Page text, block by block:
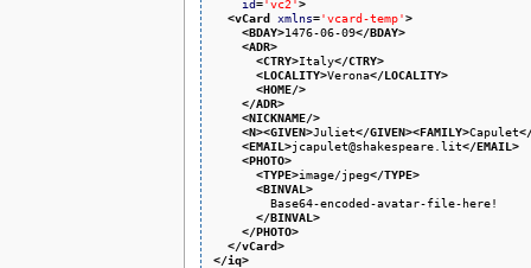
id='vc2'>
<vCard xmlns='vcard-temp'>
<BDAY>1476-06-09</BDAY>
<ADR>
<CTRY>Italy</CTRY>
<LOCALITY>Verona</LOCALITY>
<HOME/>
</ADR>
<NICKNAME/>
<N><GIVEN>Juliet</GIVEN><FAMILY>Capulet
<EMAIL >jcapulet@shakespeare.lit</EMAIL >
<PHOTO>
<TYPE>image/jpeg</TYPE>
<BINVAL >
        Base64-encoded-avatar-file-here!
</BINVAL >
</PHOTO>
</vCard>
</iq>